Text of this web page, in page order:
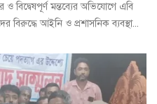
ও বিদ্বেষপূর্ণ মন্তব্যের অভিযোগে এবি
বিরুদ্ধে আইনি ও প্রশাসনিক ব্যবস্থা...